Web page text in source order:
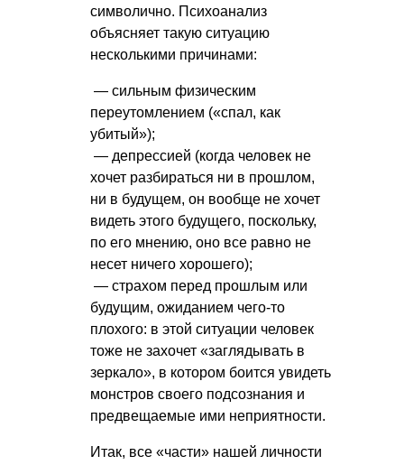
символично. Психоанализ
объясняет такую ситуацию
несколькими причинами:
— сильным физическим
переутомлением («спал, как
убитый»);
— депрессией (когда человек не
хочет разбираться ни в прошлом,
ни в будущем, он вообще не хочет
видеть этого будущего, поскольку,
по его мнению, оно все равно не
несет ничего хорошего);
— страхом перед прошлым или
будущим, ожиданием чего-то
плохого: в этой ситуации человек
тоже не захочет «заглядывать в
зеркало», в котором боится увидеть
монстров своего подсознания и
предвещаемые ими неприятности.
Итак, все «части» нашей личности